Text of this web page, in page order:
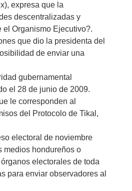
expresa que la
descentralizadas y
Organismo Ejecutivo?.
que dio la presidenta del
de enviar una
gubernamental
el 28 de junio de 2009.
le corresponden al
del Protocolo de Tikal,
electoral de noviembre
medios hondureños o
electorales de toda
para enviar observadores al